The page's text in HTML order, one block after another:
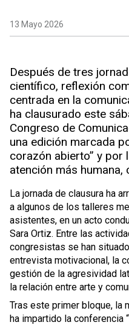
13 Mayo 2026
Después de tres
científico, reflexión
centrada en la
ha clausurado este
Congreso de
una edición marcada
corazón abierto” y por
atención más humana,
La jornada de clausura ha
a algunos de los talleres
asistentes, en un acto
Sara Ortiz. Entre las
congresistas se han
entrevista motivacional, la
gestión de la agresividad
la relación entre arte y
Tras este primer bloque, la
ha impartido la conferencia